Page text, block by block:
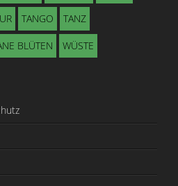
TANGO TANZ
BLÜTEN WÜSTE